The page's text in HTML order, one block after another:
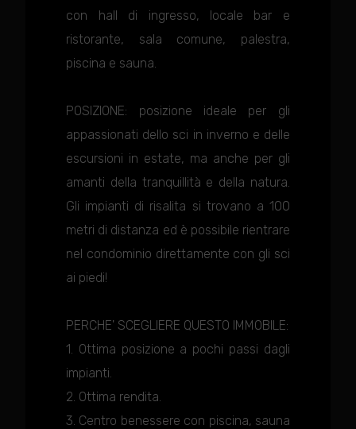
con hall di ingresso, locale bar e
ristorante, sala comune, palestra,
piscina e sauna.
POSIZIONE: posizione ideale per gli
appassionati dello sci in inverno e delle
escursioni in estate, ma anche per gli
amanti della tranquillità e della natura.
Gli impianti di risalita si trovano a 100
metri di distanza ed è possibile rientrare
nel condominio direttamente con gli sci
ai piedi!
PERCHE' SCEGLIERE QUESTO IMMOBILE:
1. Ottima posizione a pochi passi dagli
impianti.
2. Ottima rendita.
3. Centro benessere con piscina, sauna